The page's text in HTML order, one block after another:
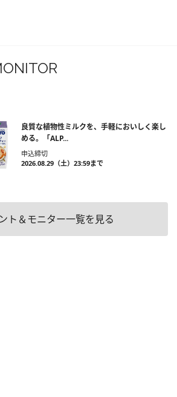
良質な植物性ミルクを、手軽においしく楽し
める。「ALP...
申込締切
2026.08.29（土）23:59まで
ト＆モニター一覧を見る